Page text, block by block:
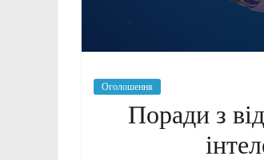
Оголошення
Поради з